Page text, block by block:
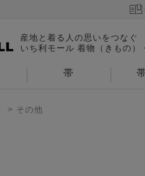
産地と着る人の思いをつなぐ
いち利モール 着物（きもの）
帯
> その他